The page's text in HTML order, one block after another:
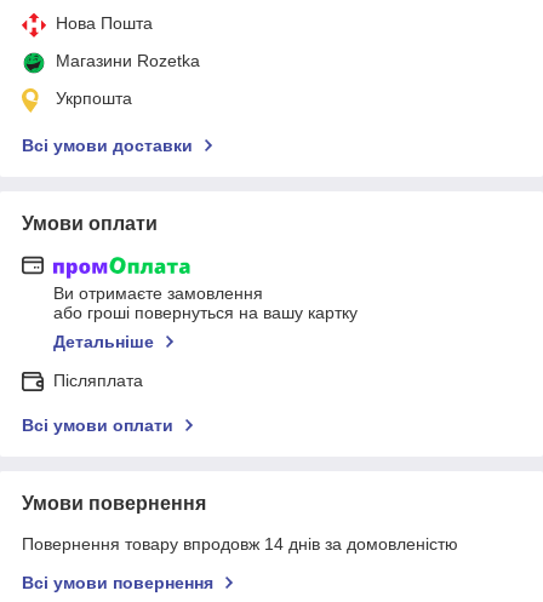
Нова Пошта
Магазини Rozetka
Укрпошта
Всі умови доставки
Умови оплати
Ви отримаєте замовлення
або гроші повернуться на вашу картку
Детальніше
Післяплата
Всі умови оплати
Умови повернення
Повернення товару впродовж 14 днів за домовленістю
Всі умови повернення